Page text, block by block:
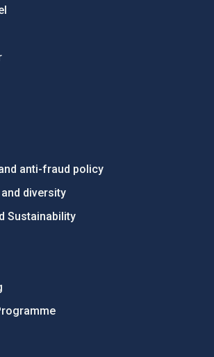
anti-fraud policy
diversity
Sustainability